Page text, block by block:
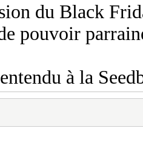
du Black
pouvoir
à la